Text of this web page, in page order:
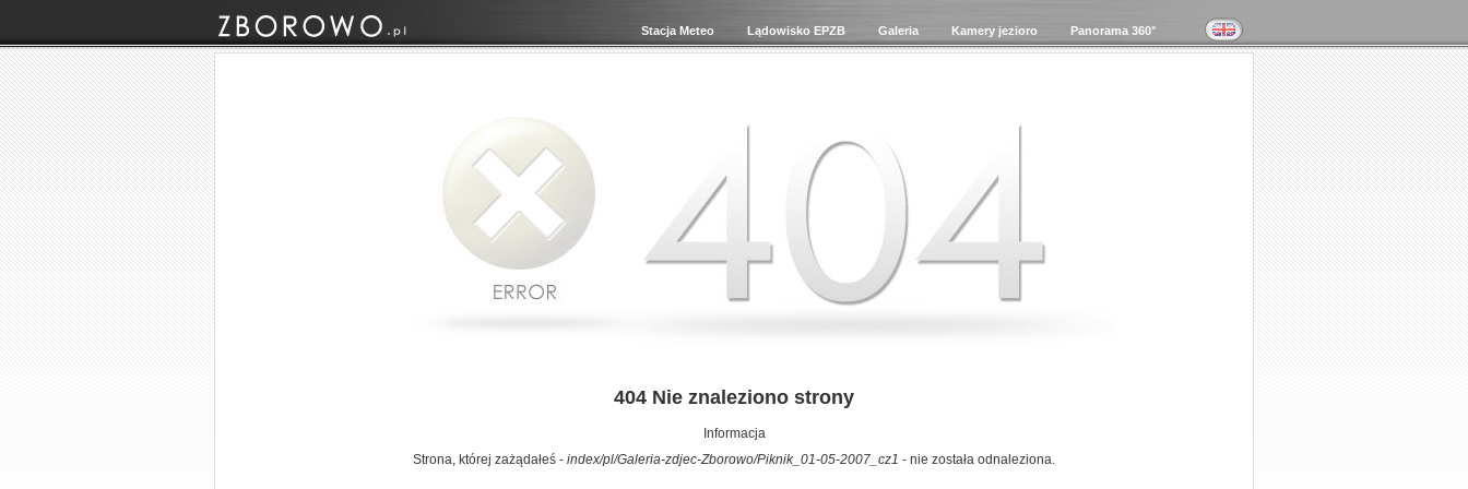
Stacja Meteo Lądowisko EPZB Galeria Kamery jezioro Panorama 360°
404 Nie znaleziono strony
Informacja
Strona, której zażądałeś - index/pl/Galeria-zdjec-Zborowo/Piknik_01-05-2007_cz1 - nie została odnaleziona.